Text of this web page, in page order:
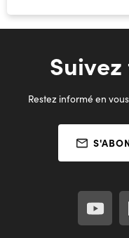
Restez informé en